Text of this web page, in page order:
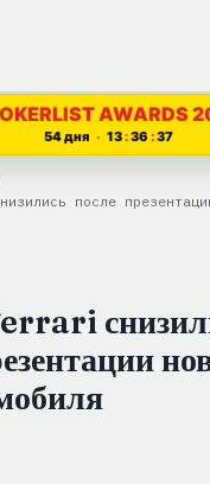
AWARDS
54 дня 13 36 36
после